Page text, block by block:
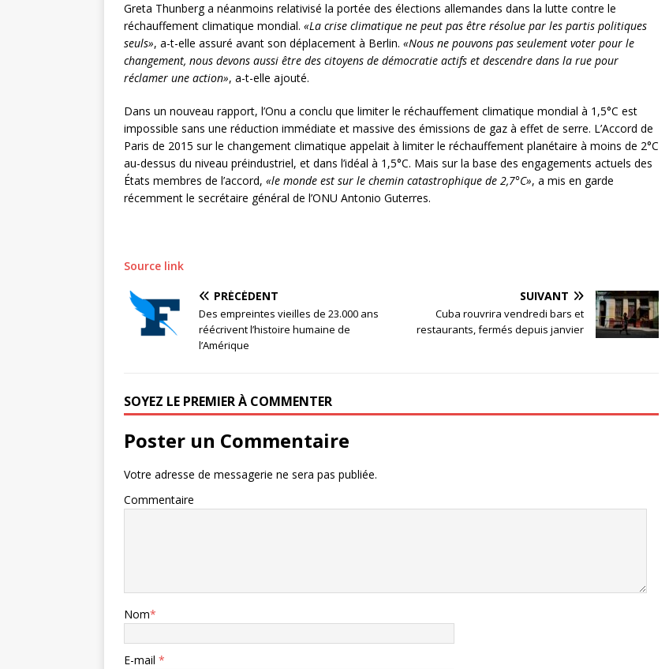
Greta Thunberg a néanmoins relativisé la portée des élections allemandes dans la lutte contre le
réchauffement climatique mondial. «La crise climatique ne peut pas être résolue par les partis politiques
seuls», a-t-elle assuré avant son déplacement à Berlin. «Nous ne pouvons pas seulement voter pour le
changement, nous devons aussi être des citoyens de démocratie actifs et descendre dans la rue pour
réclamer une action», a-t-elle ajouté.
Dans un nouveau rapport, l’Onu a conclu que limiter le réchauffement climatique mondial à 1,5°C est
impossible sans une réduction immédiate et massive des émissions de gaz à effet de serre. L’Accord de
Paris de 2015 sur le changement climatique appelait à limiter le réchauffement planétaire à moins de 2°C
au-dessus du niveau préindustriel, et dans l’idéal à 1,5°C. Mais sur la base des engagements actuels des
États membres de l’accord, «le monde est sur le chemin catastrophique de 2,7°C», a mis en garde
récemment le secrétaire général de l’ONU Antonio Guterres.
Source link
PRÉCÉDENT
Des empreintes vieilles de 23.000 ans
réécrivent l’histoire humaine de
l’Amérique
SUIVANT
Cuba rouvrira vendredi bars et
restaurants, fermés depuis janvier
SOYEZ LE PREMIER À COMMENTER
Poster un Commentaire
Votre adresse de messagerie ne sera pas publiée.
Commentaire
Nom*
E-mail *